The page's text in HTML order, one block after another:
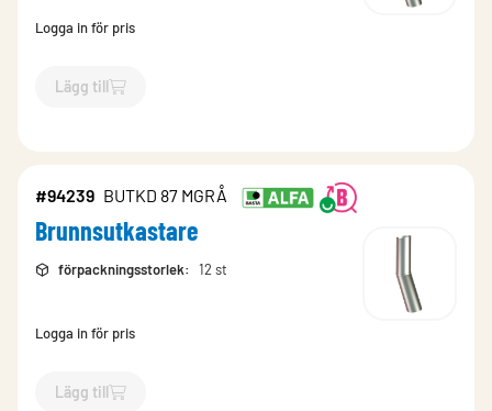
Logga in för pris
Lägg till
`$Lägg till
#94239 BUTKD 87 MGRÅ
Brunnsutkastare
förpackningsstorlek: 12 st
Logga in för pris
Lägg till
`$Lägg till